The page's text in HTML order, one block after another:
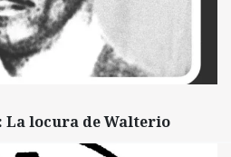
La locura de Walterio